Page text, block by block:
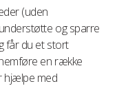
(uden
og sparre
får du et stort
en række
hjælpe med